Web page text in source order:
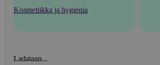
Kosmetiikka ja hygienia
Ladataan...